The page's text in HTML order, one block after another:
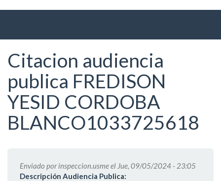
Citacion audiencia
publica FREDISON
YESID CORDOBA
BLANCO1033725618
Enviado porinspeccion.usmeel Jue, 09/05/2024 - 23:05
Descripción Audiencia Publica: